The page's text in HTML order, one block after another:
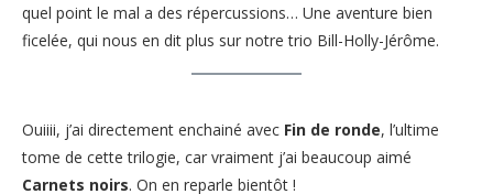
quel point le mal a des répercussions… Une aventure bien
ficelée, qui nous en dit plus sur notre trio Bill-Holly-Jérôme.
Ouiiii, j’ai directement enchainé avec Fin de ronde, l’ultime
tome de cette trilogie, car vraiment j’ai beaucoup aimé
Carnets noirs. On en reparle bientôt !